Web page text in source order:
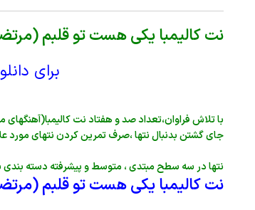
نت کالیمبا یکی هست تو قلبم
برای
با تلاش فراوان،تعداد صد و هفتاد نت
جای گشتن بدنبال نتها ،صرف تمرین کردن نتهای مورد
نتها در سه سطح مبتدی ، متوسط و پیشرفته دسته
نت کالیمبا یکی هست تو قلبم